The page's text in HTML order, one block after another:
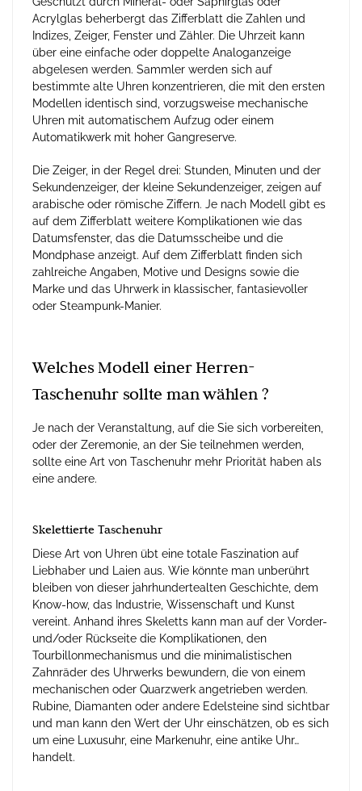
Acrylglas beherbergt das Zifferblatt die Zahlen und
Indizes, Zeiger, Fenster und Zähler. Die Uhrzeit kann
über eine einfache oder doppelte Analoganzeige
abgelesen werden. Sammler werden sich auf
bestimmte alte Uhren konzentrieren, die mit den ersten
Modellen identisch sind, vorzugsweise mechanische
Uhren mit automatischem Aufzug oder einem
Automatikwerk mit hoher Gangreserve.
Die Zeiger, in der Regel drei: Stunden, Minuten und der
Sekundenzeiger, der kleine Sekundenzeiger, zeigen auf
arabische oder römische Ziffern. Je nach Modell gibt es
auf dem Zifferblatt weitere Komplikationen wie das
Datumsfenster, das die Datumsscheibe und die
Mondphase anzeigt. Auf dem Zifferblatt finden sich
zahlreiche Angaben, Motive und Designs sowie die
Marke und das Uhrwerk in klassischer, fantasievoller
oder Steampunk-Manier.
Welches Modell einer Herren-
Taschenuhr sollte man wählen ?
Je nach der Veranstaltung, auf die Sie sich vorbereiten,
oder der Zeremonie, an der Sie teilnehmen werden,
sollte eine Art von Taschenuhr mehr Priorität haben als
eine andere.
Skelettierte Taschenuhr
Diese Art von Uhren übt eine totale Faszination auf
Liebhaber und Laien aus. Wie könnte man unberührt
bleiben von dieser jahrhundertealten Geschichte, dem
Know-how, das Industrie, Wissenschaft und Kunst
vereint. Anhand ihres Skeletts kann man auf der Vorder-
und/oder Rückseite die Komplikationen, den
Tourbillonmechanismus und die minimalistischen
Zahnräder des Uhrwerks bewundern, die von einem
mechanischen oder Quarzwerk angetrieben werden.
Rubine, Diamanten oder andere Edelsteine sind sichtbar
und man kann den Wert der Uhr einschätzen, ob es sich
um eine Luxusuhr, eine Markenuhr, eine antike Uhr…
handelt.